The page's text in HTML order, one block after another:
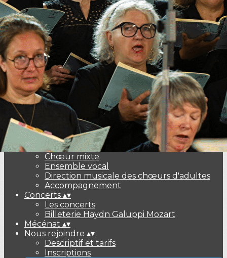
Exporter les lignes sélectionnées
Exporter toutes les colonnes
Exporter uniquement les colonnes affichées
Menu
Ajoutez un logo, un bouton, des réseaux sociaux
Cliquez pour éditer
Accueil
Présentation▴▾
Chœurs Résonances Suresnes
Chœur mixte
Ensemble vocal
Direction musicale des chœurs d'adultes
Accompagnement
Concerts ▴▾
Les concerts
Billeterie Haydn Galuppi Mozart
Mécénat ▴▾
Nous rejoindre ▴▾
Descriptif et tarifs
Inscriptions